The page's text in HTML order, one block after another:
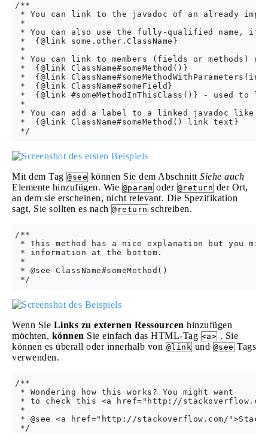
/**
* You can link to the javadoc of an already
*
* You can also use the fully-qualified name, if
*  {@link some.other.ClassName}
*
* You can link to members (fields or methods)
*  {@link ClassName#someMethod()}
*  {@link
*  {@link ClassName#someField}
*  {@link #someMethodInThisClass()} - used to
*
* You can add a label to a linked javadoc like
*  {@link ClassName#someMethod() link text}
Mit dem Tag @see können Sie dem Abschnitt Siehe auch
Elemente hinzufügen. Wie @param oder @return der Ort,
an dem sie erscheinen, nicht relevant. Die Spezifikation
sagt, Sie sollten es nach @return schreiben.
/**
* This method has a nice explanation but you
* information at the bottom.
*
* @see ClassName#someMethod()
Wenn Sie Links zu externen Ressourcen hinzufügen
möchten, können Sie einfach das HTML-Tag <a> . Sie
können es überall oder innerhalb von @link und @see Tags
verwenden.
/**
* Wondering how this works? You might want
* to check this <a href="http://
*
* @see <a href="http://stackoverflow.com/">Stack